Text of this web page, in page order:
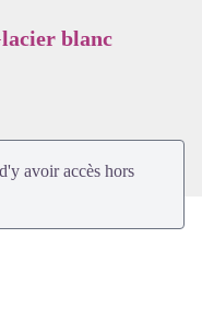
blanc
avoir accès hors